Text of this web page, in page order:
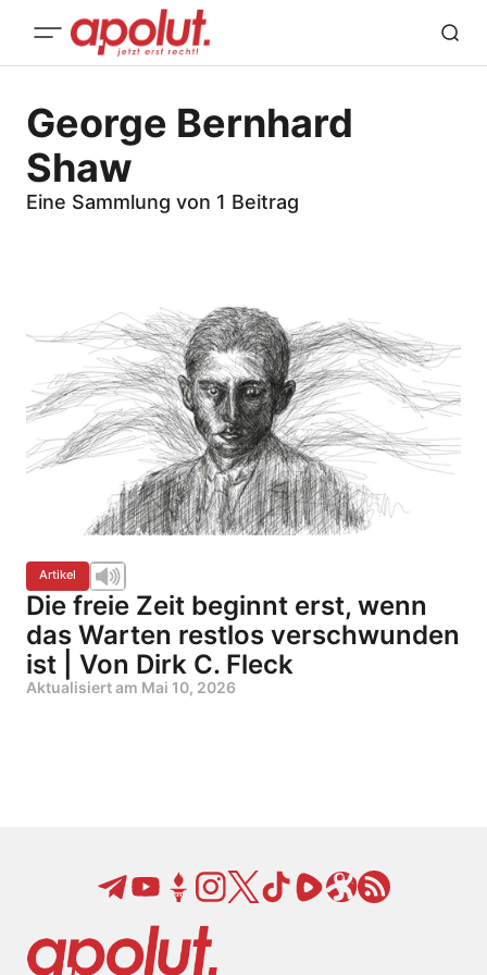
George Bernhard
Shaw
Eine Sammlung von 1 Beitrag
Artikel
Die freie Zeit beginnt erst, wenn
das Warten restlos verschwunden
ist | Von Dirk C. Fleck
Aktualisiert am Mai 10, 2026